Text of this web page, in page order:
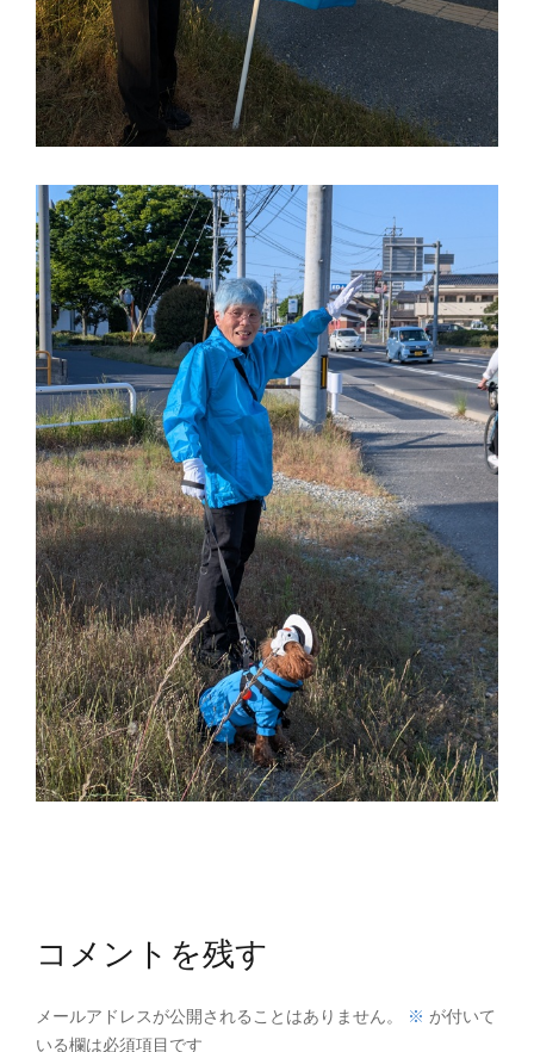
コメントを残す
メールアドレスが公開されることはありません。 ※ が付いて
いる欄は必須項目です